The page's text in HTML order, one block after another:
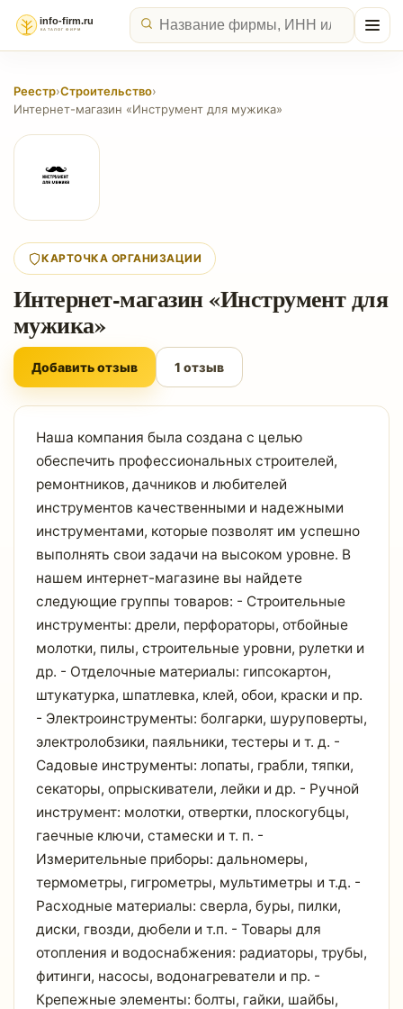
Реестр›Строительство›
Интернет-магазин «Инструмент для мужика»
КАРТОЧКА ОРГАНИЗАЦИИ
Интернет-магазин «Инструмент для
мужика»
Добавить отзыв 1 отзыв
Наша компания была создана с целью
обеспечить профессиональных строителей,
ремонтников, дачников и любителей
инструментов качественными и надежными
инструментами, которые позволят им успешно
выполнять свои задачи на высоком уровне. В
нашем интернет-магазине вы найдете
следующие группы товаров: - Строительные
инструменты: дрели, перфораторы, отбойные
молотки, пилы, строительные уровни, рулетки и
др. - Отделочные материалы: гипсокартон,
штукатурка, шпатлевка, клей, обои, краски и пр.
- Электроинструменты: болгарки, шуруповерты,
электролобзики, паяльники, тестеры и т. д. -
Садовые инструменты: лопаты, грабли, тяпки,
секаторы, опрыскиватели, лейки и др. - Ручной
инструмент: молотки, отвертки, плоскогубцы,
гаечные ключи, стамески и т. п. -
Измерительные приборы: дальномеры,
термометры, гигрометры, мультиметры и т.д. -
Расходные материалы: сверла, буры, пилки,
диски, гвозди, дюбели и т.п. - Товары для
отопления и водоснабжения: радиаторы, трубы,
фитинги, насосы, водонагреватели и пр. -
Крепежные элементы: болты, гайки, шайбы,